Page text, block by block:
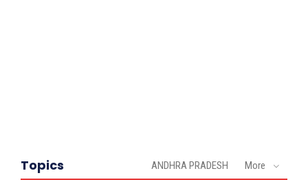
Topics ANDHRA PRADESH More